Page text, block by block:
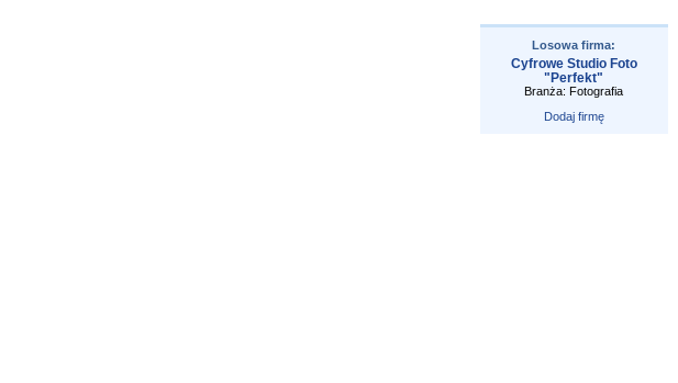
Losowa firma:
Cyfrowe Studio Foto
"Perfekt"
Branża: Fotografia
Dodaj firmę